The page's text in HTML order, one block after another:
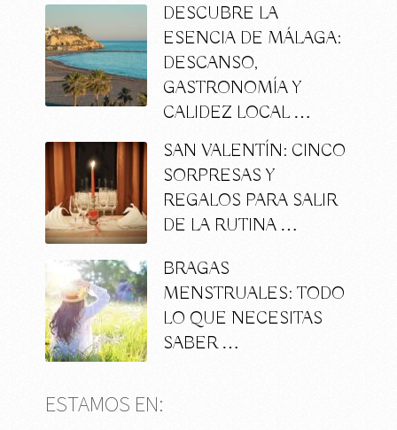
DESCUBRE LA
ESENCIA DE MÁLAGA:
DESCANSO,
GASTRONOMÍA Y
CALIDEZ LOCAL …
SAN VALENTÍN: CINCO
SORPRESAS Y
REGALOS PARA SALIR
DE LA RUTINA …
BRAGAS
MENSTRUALES: TODO
LO QUE NECESITAS
SABER …
ESTAMOS EN: